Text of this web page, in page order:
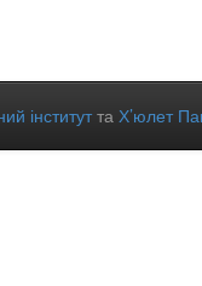
інститутта Х’юлет